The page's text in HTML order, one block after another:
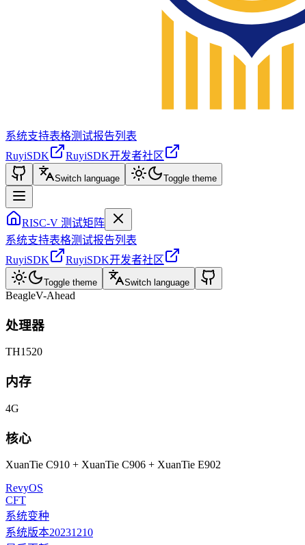
系统支持表格测试报告列表
RuyiSDK
RuyiSDK开发者社区
Switch language Toggle theme
RISC-V 测试矩阵
系统支持表格测试报告列表
RuyiSDK
RuyiSDK开发者社区
Toggle theme Switch language
BeagleV-Ahead
处理器
TH1520
内存
4G
核心
XuanTie C910 + XuanTie C906 + XuanTie E902
RevyOS
CFT
系统变种
系统版本20231210